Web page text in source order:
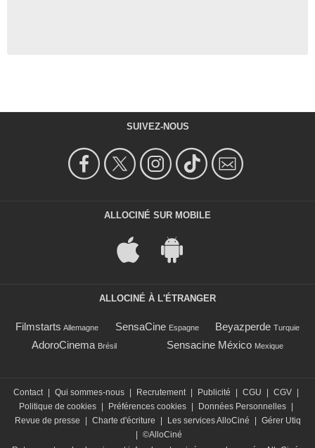
SUIVEZ-NOUS
ALLOCINÉ SUR MOBILE
ALLOCINÉ À L'ÉTRANGER
Filmstarts Allemagne SensaCine Espagne Beyazperde Turquie
AdoroCinema Brésil Sensacine México Mexique
Contact Qui sommes-nous Recrutement Publicité CGU CGV
Politique de cookies
Préférences cookies Données Personnelles
Revue de presse
Charte d'écriture Les services AlloCiné
Gérer Utiq
©AlloCiné